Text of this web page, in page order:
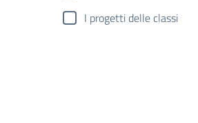
I progetti delle classi